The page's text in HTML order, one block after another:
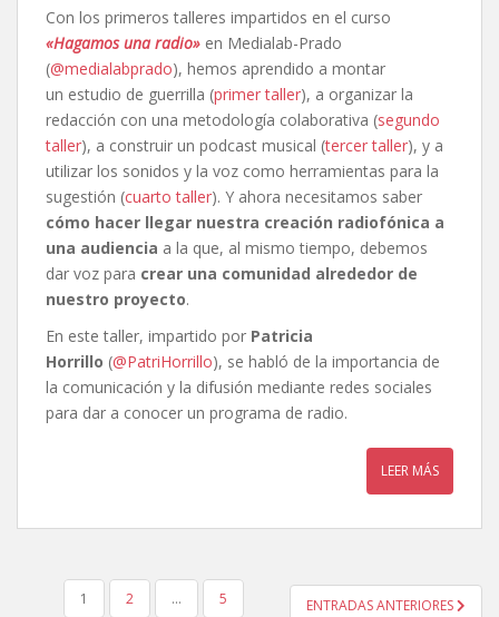
Con los primeros talleres impartidos en el curso
«Hagamos una radio» en Medialab-Prado
(@medialabprado), hemos aprendido a montar
un estudio de guerrilla (primer taller), a organizar la
redacción con una metodología colaborativa (segundo
taller), a construir un podcast musical (tercer taller), y a
utilizar los sonidos y la voz como herramientas para la
sugestión (cuarto taller). Y ahora necesitamos saber
cómo hacer llegar nuestra creación radiofónica a
una audiencia a la que, al mismo tiempo, debemos
dar voz para crear una comunidad alrededor de
nuestro proyecto.
En este taller, impartido por Patricia
Horrillo (@PatriHorrillo), se habló de la importancia de
la comunicación y la difusión mediante redes sociales
para dar a conocer un programa de radio.
LEER MÁS
NAVEGACIÓN
1 2 … 5 ENTRADAS ANTERIORES